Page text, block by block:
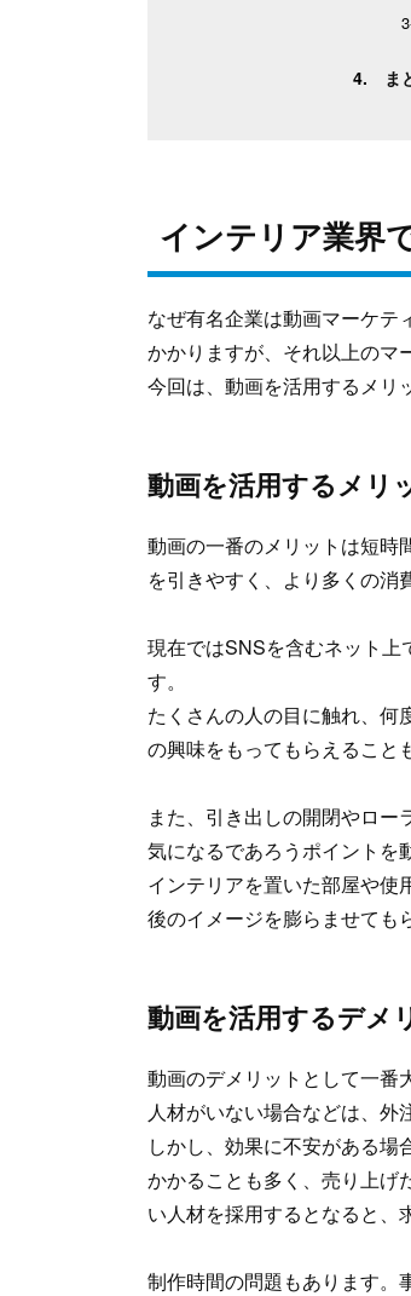
ま
インテリア業界
なぜ有名企業は動画マーケテ
かかりますが、それ以上のマ
今回は、動画を活用するメリ
動画を活用するメリ
動画の一番のメリットは短時
を引きやすく、より多くの消
現在ではSNSを含むネット上
す。
たくさんの人の目に触れ、何
の興味をもってもらえること
また、引き出しの開閉やロ
気になるであろうポイントを
インテリアを置いた部屋や使
後のイメージを膨らませても
動画を活用するデメ
動画のデメリットとして一番
人材がいない場合などは、外
しかし、効果に不安がある
かかることも多く、売り上げ
い人材を採用するとなると、
制作時間の問題もあります。